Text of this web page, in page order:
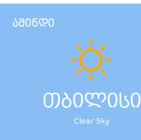
ამინდი
თბილისი
Clear Sky